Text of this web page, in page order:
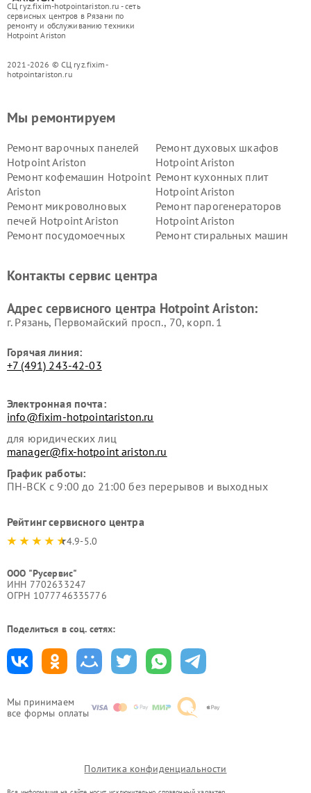
СЦ ryz.fixim-hotpointariston.ru - сеть
сервисных центров в Рязани по
ремонту и обслуживанию техники
Hotpoint Ariston
2021-2026 © СЦ ryz.fixim-
hotpointariston.ru
Мы принимаем
все формы оплаты
Мы ремонтируем
Ремонт варочных панелей
Hotpoint Ariston
Ремонт духовых шкафов
Hotpoint Ariston
Ремонт кофемашин Hotpoint
Ariston
Ремонт кухонных плит
Hotpoint Ariston
Ремонт микроволновых
печей Hotpoint Ariston
Ремонт парогенераторов
Hotpoint Ariston
Ремонт посудомоечных
Ремонт стиральных машин
Hotpoint Ariston
Hotpoint Ariston
Ariston
Hotpoint Ariston
Контакты сервис центра
Адрес сервисного центра Hotpoint Ariston:
г. Рязань, Первомайский просп., 70, корп. 1
Горячая линия:
+7 (491) 243-42-03
Электронная почта:
info@fixim-hotpointariston.ru
для юридических лиц
manager@fix-hotpoint ariston.ru
График работы:
ПН-ВСК с 9:00 до 21:00 без перерывов и выходных
Рейтинг сервисного центра
4.9-5.0
ООО "Русервис"
ИНН 7702633247
ОГРН 1077746335776
Поделиться в соц. сетях:
Политика конфиденциальности